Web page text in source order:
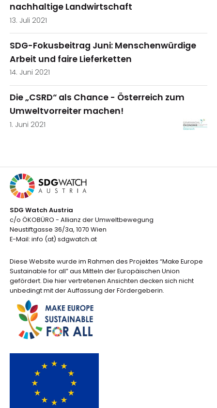
nachhaltige Landwirtschaft
13. Juli 2021
SDG-Fokusbeitrag Juni: Menschenwürdige
Arbeit und faire Lieferketten
14. Juni 2021
Die „CSRD“ als Chance - Österreich zum
Umweltvorreiter machen!
1. Juni 2021
SDG Watch Austria
c/o ÖKOBÜRO - Allianz der Umweltbewegung
Neustiftgasse 36/3a, 1070 Wien
E-Mail: info (at) sdgwatch.at
Diese Website wurde im Rahmen des Projektes “Make Europe
Sustainable for all” aus Mitteln der Europäischen Union
gefördert. Die hier vertretenen Ansichten decken sich nicht
unbedingt mit der Auffassung der Fördergeberin.